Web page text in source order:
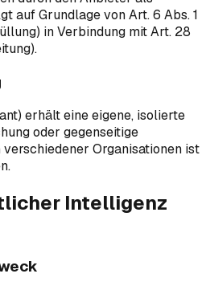
auf Grundlage von Art. 6 Abs. 1
in Verbindung mit Art. 28
erhält eine eigene, isolierte
oder gegenseitige
Organisationen ist
Intelligenz